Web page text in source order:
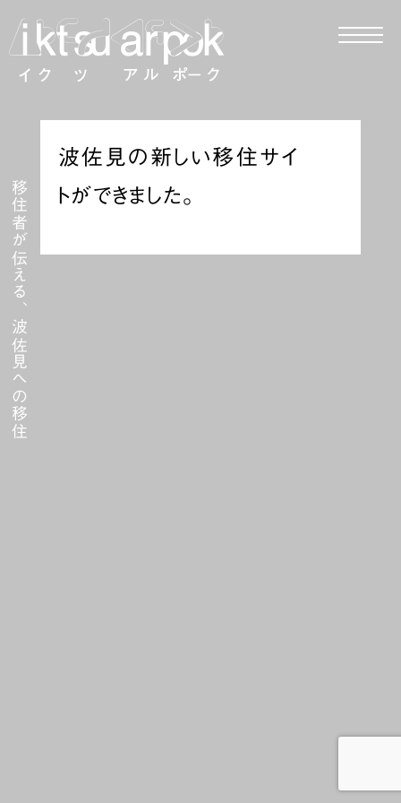
移住者が伝える、波佐見への移住
波佐見の新しい移住サイ
トができました。